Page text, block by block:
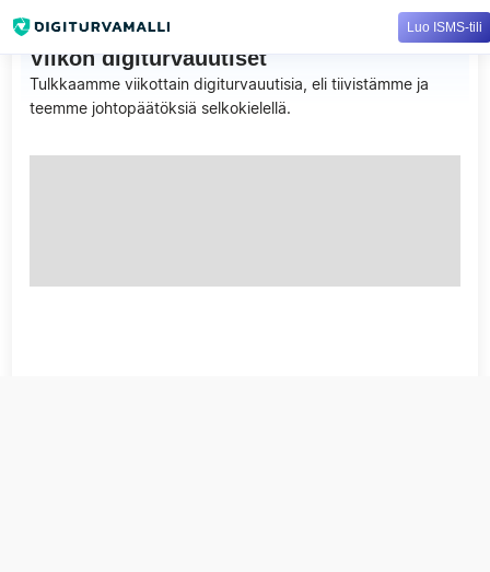
Viikon digiturvauutiset
Tulkkaamme viikottain digiturvauutisia, eli tiivistämme ja
teemme johtopäätöksiä selkokielellä.
Luo ISMS-tili